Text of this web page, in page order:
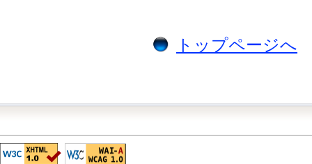
トップページへ